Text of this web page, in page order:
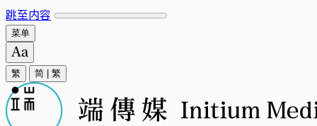
跳至内容
菜单
繁 简 繁